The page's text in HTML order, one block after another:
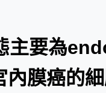
主要為
膜癌的